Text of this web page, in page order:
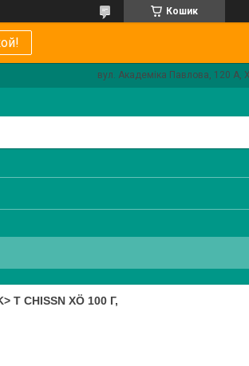
Кошик
вул. Академіка Павлова, 120 А,
CHISSN XÖ 100 Г,